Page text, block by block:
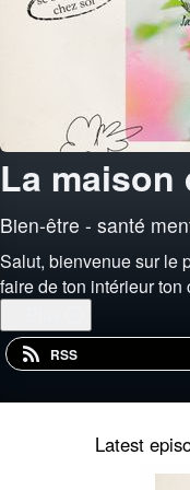
La maison
Bien-être - santé
Salut, bienvenue sur le
faire de ton intérieur
RSS
Latest